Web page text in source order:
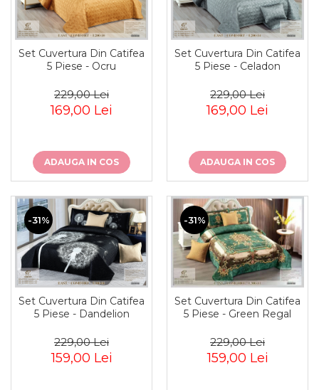
Set Cuvertura Din Catifea
5 Piese - Ocru
229,00 Lei
169,00 Lei
ADAUGA IN COS
Set Cuvertura Din Catifea
5 Piese - Celadon
229,00 Lei
169,00 Lei
ADAUGA IN COS
-31%
Set Cuvertura Din Catifea
5 Piese - Dandelion
229,00 Lei
159,00 Lei
-31%
Set Cuvertura Din Catifea
5 Piese - Green Regal
229,00 Lei
159,00 Lei